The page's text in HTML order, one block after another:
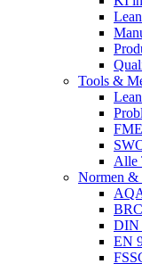
Tools &
Alle
Normen &
DIN
EN